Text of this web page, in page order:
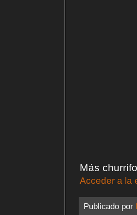
Más
Acceder a la
Publicado por